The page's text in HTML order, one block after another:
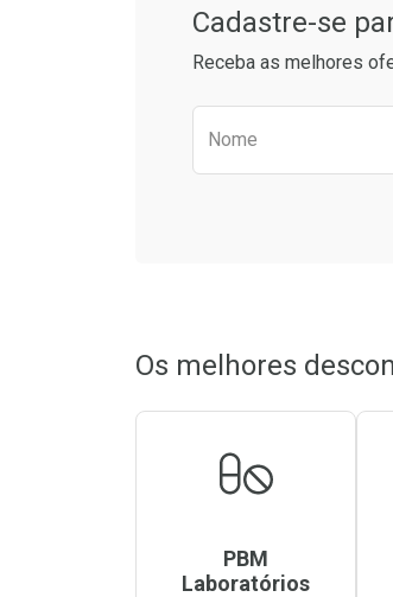
Cadastre-se
Receba as melhores
Preencha o
Nome
Os melhores
PBM
Laboratórios